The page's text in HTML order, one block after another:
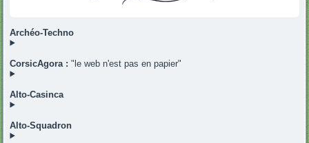
Archéo-Techno
CorsicAgora : "le web n'est pas en papier"
Alto-Casinca
Alto-Squadron